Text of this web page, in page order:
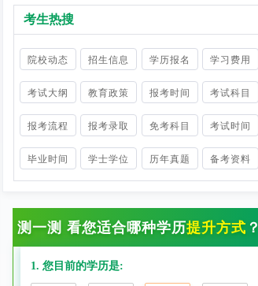
考生热搜
院校动态 招生信息 学历报名 学习费用
考试大纲 教育政策 报考时间 考试科目
报考流程 报考录取 免考科目 考试时间
毕业时间 学士学位 历年真题 备考资料
测一测 看您适合哪种学历提升方式 ？
1. 您目前的学历是: